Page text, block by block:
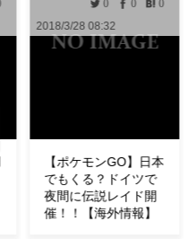
0 0
2018/3/30 10:00
ポケモンGO攻略ニュ
ースより無断転用に
ついてお知らせ
本